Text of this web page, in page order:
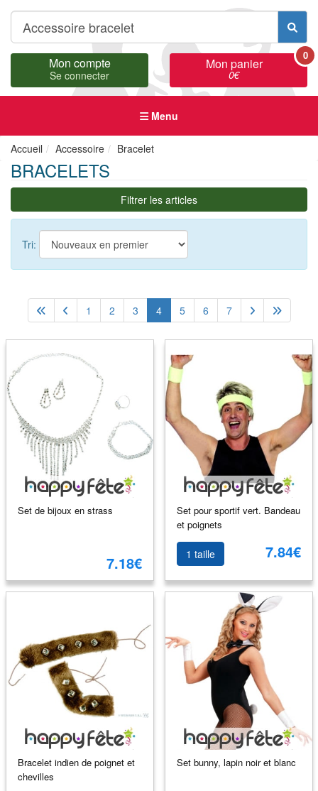
Mon compte
Se connecter
Mon panier
0€
0
Menu
Accueil Accessoire Bracelet
BRACELETS
Filtrer les articles
Tri:
1 2 3 4 5 6 7
Set de bijoux en strass
7.18€
Set pour sportif vert. Bandeau
et poignets
1 taille 7.84€
Bracelet indien de poignet et
chevilles
Set bunny, lapin noir et blanc